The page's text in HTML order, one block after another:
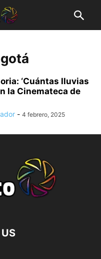
‘Cuántas lluvias
la Cinemateca de
- 4 febrero, 2025